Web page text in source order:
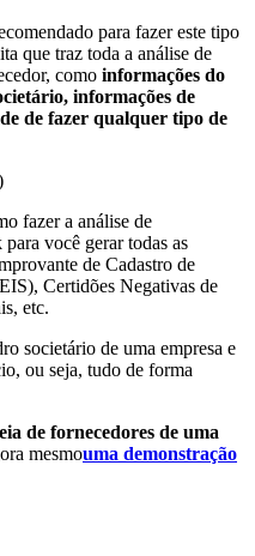
para fazer este tipo
que traz toda a análise de
como informações do
informações de
de fazer qualquer tipo de
fazer a análise de
você gerar todas as
de Cadastro de
Certidões Negativas de
etc.
societário de uma empresa e
ou seja, tudo de forma
de fornecedores de uma
mesmouma demonstração